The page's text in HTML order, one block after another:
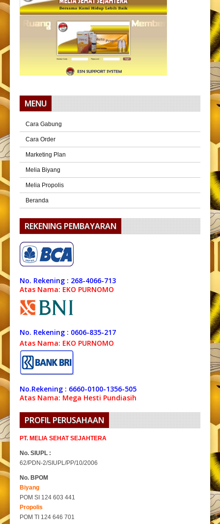
MENU
Cara Gabung
Cara Order
Marketing Plan
Melia Biyang
Melia Propolis
Beranda
REKENING PEMBAYARAN
No. Rekening : 268-4066-713
Atas Nama: EKO PURNOMO
No. Rekening : 0606-835-217
Atas Nama: EKO PURNOMO
No.Rekening : 6660-0100-1356-505
Atas Nama: Mega Hesti Pundiasih
PROFIL PERUSAHAAN
PT. MELIA SEHAT SEJAHTERA
No. SIUPL :
62/PDN-2/SIUPL/PP/10/2006
No. BPOM
Biyang
POM SI 124 603 441
Propolis
POM TI 124 646 701